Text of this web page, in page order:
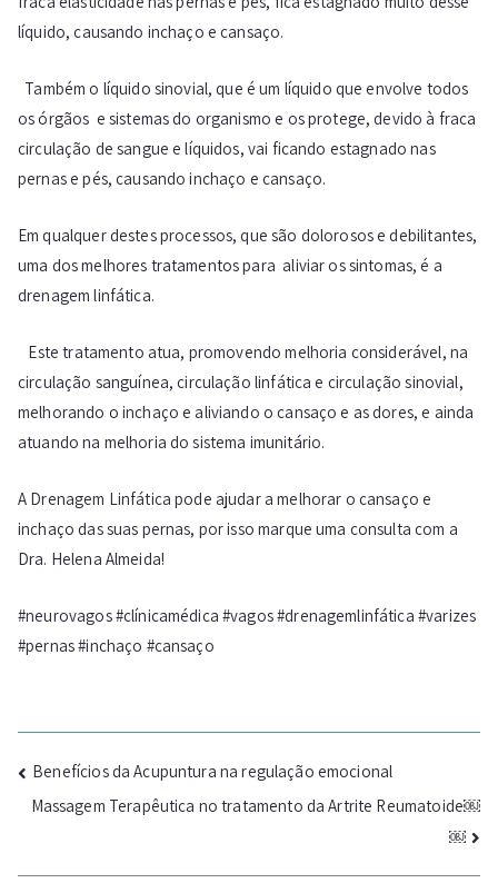
líquido, causando inchaço e cansaço.
Também o líquido sinovial, que é um líquido que envolve todos
os órgãos e sistemas do organismo e os protege, devido à fraca
circulação de sangue e líquidos, vai ficando estagnado nas
pernas e pés, causando inchaço e cansaço.
Em qualquer destes processos, que são dolorosos e debilitantes,
uma dos melhores tratamentos para aliviar os sintomas, é a
drenagem linfática.
Este tratamento atua, promovendo melhoria considerável, na
circulação sanguínea, circulação linfática e circulação sinovial,
melhorando o inchaço e aliviando o cansaço e as dores, e ainda
atuando na melhoria do sistema imunitário.
A Drenagem Linfática pode ajudar a melhorar o cansaço e
inchaço das suas pernas, por isso marque uma consulta com a
Dra. Helena Almeida!
#neurovagos #clínicamédica #vagos #drenagemlinfática #varizes
#pernas #inchaço #cansaço
Navegação
de
artigos
Benefícios da Acupuntura na regulação emocional
Massagem Terapêutica no tratamento da Artrite Reumatoide￼
￼